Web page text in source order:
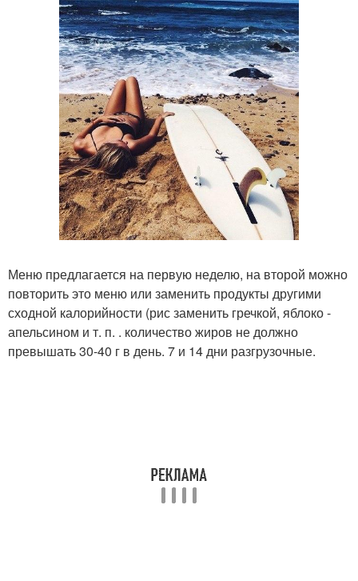
Меню предлагается на первую неделю, на второй можно
повторить это меню или заменить продукты другими
сходной калорийности (рис заменить гречкой, яблоко -
апельсином и т. п. . количество жиров не должно
превышать 30-40 г в день. 7 и 14 дни разгрузочные.